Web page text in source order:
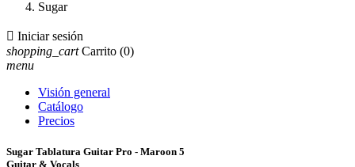
Sugar
 Iniciar sesión
shopping_cart Carrito (0)
menu
Visión general
Catálogo
Precios
Sugar Tablatura Guitar Pro - Maroon 5
Guitar & Vocals